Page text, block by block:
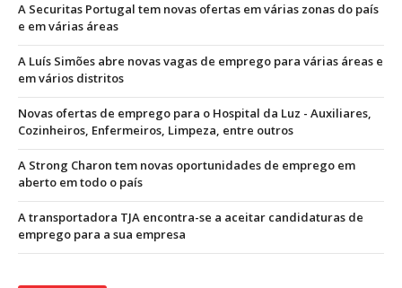
A Securitas Portugal tem novas ofertas em várias zonas do país
e em várias áreas
A Luís Simões abre novas vagas de emprego para várias áreas e
em vários distritos
Novas ofertas de emprego para o Hospital da Luz - Auxiliares,
Cozinheiros, Enfermeiros, Limpeza, entre outros
A Strong Charon tem novas oportunidades de emprego em
aberto em todo o país
A transportadora TJA encontra-se a aceitar candidaturas de
emprego para a sua empresa